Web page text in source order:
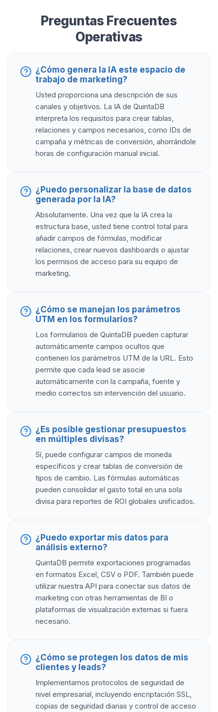
Preguntas Frecuentes
Operativas
¿Cómo genera la IA este espacio de
trabajo de marketing?
Usted proporciona una descripción de sus
canales y objetivos. La IA de QuintaDB
interpreta los requisitos para crear tablas,
relaciones y campos necesarios, como IDs de
campaña y métricas de conversión, ahorrándole
horas de configuración manual inicial.
¿Puedo personalizar la base de datos
generada por la IA?
Absolutamente. Una vez que la IA crea la
estructura base, usted tiene control total para
añadir campos de fórmulas, modificar
relaciones, crear nuevos dashboards o ajustar
los permisos de acceso para su equipo de
marketing.
¿Cómo se manejan los parámetros
UTM en los formularios?
Los formularios de QuintaDB pueden capturar
automáticamente campos ocultos que
contienen los parámetros UTM de la URL. Esto
permite que cada lead se asocie
automáticamente con la campaña, fuente y
medio correctos sin intervención del usuario.
¿Es posible gestionar presupuestos
en múltiples divisas?
Sí, puede configurar campos de moneda
específicos y crear tablas de conversión de
tipos de cambio. Las fórmulas automáticas
pueden consolidar el gasto total en una sola
divisa para reportes de ROI globales unificados.
¿Puedo exportar mis datos para
análisis externo?
QuintaDB permite exportaciones programadas
en formatos Excel, CSV o PDF. También puede
utilizar nuestra API para conectar sus datos de
marketing con otras herramientas de BI o
plataformas de visualización externas si fuera
necesario.
¿Cómo se protegen los datos de mis
clientes y leads?
Implementamos protocolos de seguridad de
nivel empresarial, incluyendo encriptación SSL,
copias de seguridad diarias y control de acceso